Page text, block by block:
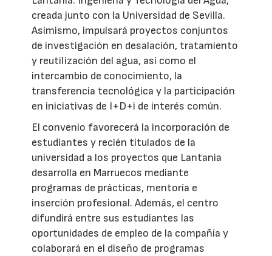
creada junto con la Universidad de Sevilla.
Asimismo, impulsará proyectos conjuntos
de investigación en desalación, tratamiento
y reutilización del agua, así como el
intercambio de conocimiento, la
transferencia tecnológica y la participación
en iniciativas de I+D+i de interés común.
El convenio favorecerá la incorporación de
estudiantes y recién titulados de la
universidad a los proyectos que Lantania
desarrolla en Marruecos mediante
programas de prácticas, mentoría e
inserción profesional. Además, el centro
difundirá entre sus estudiantes las
oportunidades de empleo de la compañía y
colaborará en el diseño de programas